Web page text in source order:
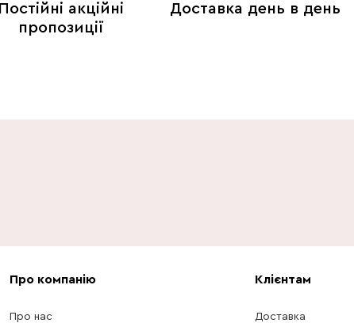
Постійні акційні
пропозиції
Доставка день в день
Про компанію
Про нас
Клієнтам
Доставка